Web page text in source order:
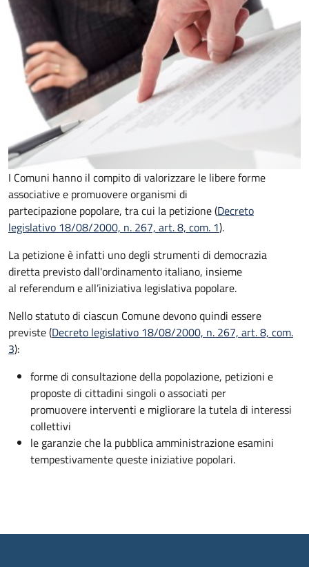
I Comuni hanno il compito di valorizzare le libere forme
associative e promuovere organismi di
partecipazione popolare, tra cui la petizione (Decreto
legislativo 18/08/2000, n. 267, art. 8, com. 1).
La petizione è infatti uno degli strumenti di democrazia
diretta previsto dall'ordinamento italiano, insieme
al referendum e all’iniziativa legislativa popolare.
Nello statuto di ciascun Comune devono quindi essere
previste (Decreto legislativo 18/08/2000, n. 267, art. 8, com.
3):
forme di consultazione della popolazione, petizioni e
proposte di cittadini singoli o associati per
promuovere interventi e migliorare la tutela di interessi
collettivi
le garanzie che la pubblica amministrazione esamini
tempestivamente queste iniziative popolari.